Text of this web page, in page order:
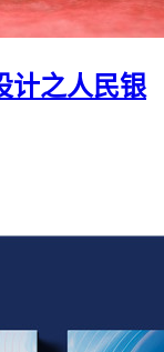
计之人民银